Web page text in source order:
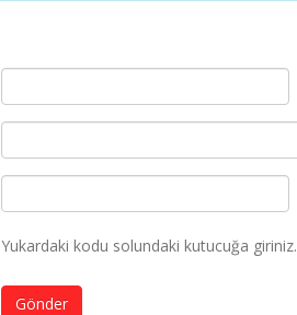
Yukardaki kodu solundaki kutucuğa giriniz.
Gönder